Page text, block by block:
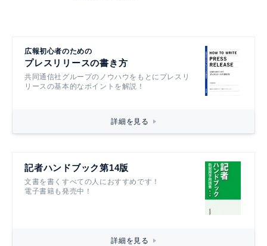
広報初心者のための
プレスリリースの書き方
共同通信社グループのノウハウをもとにプレスリ
リースの基本的なポイントを解説！
詳細を見る
記者ハンドブック第14版
文書を書くすべての人におすすめです！
電子書籍も発売中！
詳細を見る